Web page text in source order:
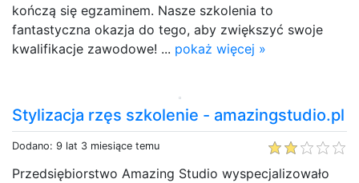
kończą się egzaminem. Nasze szkolenia to
fantastyczna okazja do tego, aby zwiększyć swoje
kwalifikacje zawodowe! ... pokaż więcej »
Stylizacja rzęs szkolenie - amazingstudio.pl
Dodano: 9 lat 3 miesiące temu
Przedsiębiorstwo Amazing Studio wyspecjalizowało